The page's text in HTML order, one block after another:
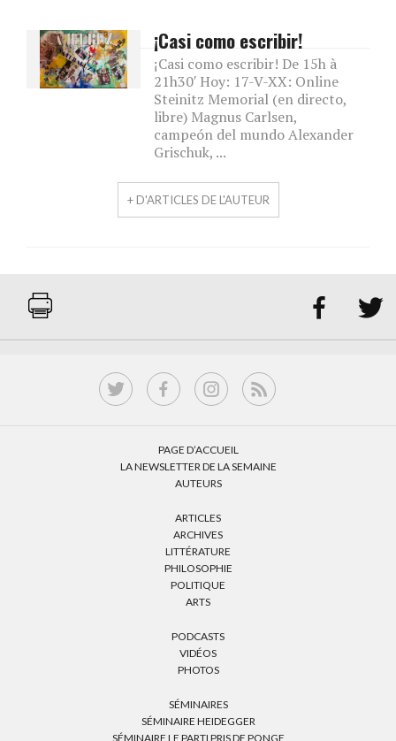
¡Casi como escribir!
¡Casi como escribir! De 15h à
21h30′ Hoy: 17-V-XX: Online
Steinitz Memorial (en directo,
libre) Magnus Carlsen,
campeón del mundo Alexander
Grischuk, ...
+ D'ARTICLES DE L'AUTEUR
 
PAGE D’ACCUEIL
LA NEWSLETTER DE LA SEMAINE
AUTEURS
ARTICLES
ARCHIVES
LITTÉRATURE
PHILOSOPHIE
POLITIQUE
ARTS
PODCASTS
VIDÉOS
PHOTOS
SÉMINAIRES
SÉMINAIRE HEIDEGGER
SÉMINAIRE LE PARTI PRIS DE PONGE